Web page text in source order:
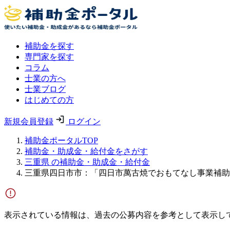
補助金を探す
専門家を探す
コラム
士業の方へ
士業ブログ
はじめての方
新規会員登録 ログイン
補助金ポータルTOP
補助金・助成金・給付金をさがす
三重県 の補助金・助成金・給付金
三重県四日市市：「四日市萬古焼でおもてなし事業補助
表示されている情報は、過去の公募内容を参考として表示し